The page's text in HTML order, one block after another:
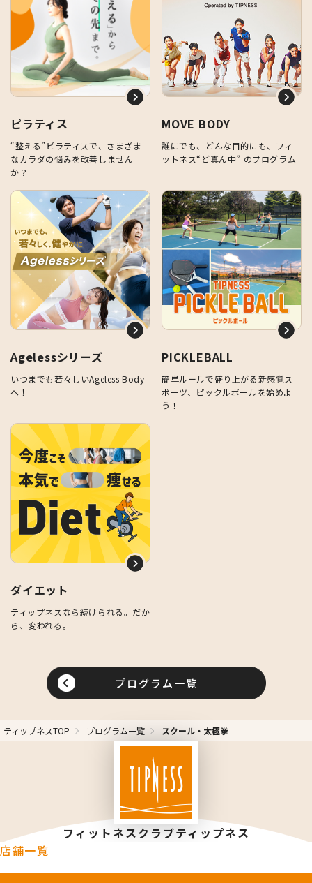
ピラティス
“整える”ピラティスで、さまざま
なカラダの悩みを改善しません
か？
MOVE BODY
誰にでも、どんな目的にも、フィ
ットネス“ど真ん中” のプログラム
Agelessシリーズ
いつまでも若々しいAgeless Body
へ！
PICKLEBALL
簡単ルールで盛り上がる新感覚ス
ポーツ、ピックルボールを始めよ
う！
ダイエット
ティップネスなら続けられる。だか
ら、変われる。
プログラム一覧
ティップネスTOP プログラム一覧 スクール・太極拳
フィットネスクラブティップネス
店舗一覧